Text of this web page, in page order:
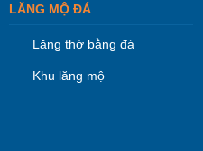
LĂNG MỘ ĐÁ
Lăng thờ bằng đá
Khu lăng mộ